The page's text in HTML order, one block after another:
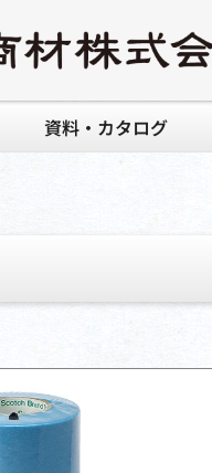
資料・カタログ